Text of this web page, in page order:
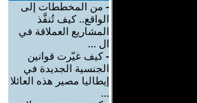
- من المخططات إلى
الواقع.. كيف تُنفَّذ
المشاريع العملاقة في
ال ...
-كيف غيّرت قوانين
الجنسية الجديدة في
إيطاليا مصير هذه العائلا
...